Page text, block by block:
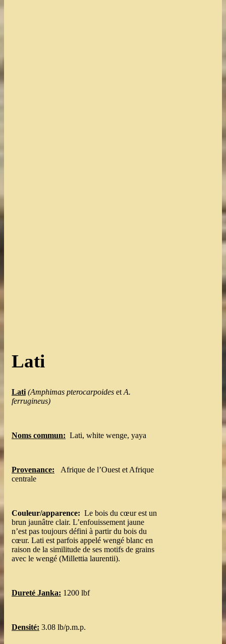
Lati
Lati (Amphimas pterocarpoides et A.
ferrugineus)
Noms commun: Lati, white wenge, yaya
Provenance: Afrique de l’Ouest et Afrique
centrale
Couleur/apparence: Le bois du cœur est un
brun jaunâtre clair. L’enfouissement jaune
n’est pas toujours défini à partir du bois du
cœur. Lati est parfois appelé wengé blanc en
raison de la similitude de ses motifs de grains
avec le wengé (Millettia laurentii).
Dureté Janka: 1200 lbf
Densité: 3.08 lb/p.m.p.